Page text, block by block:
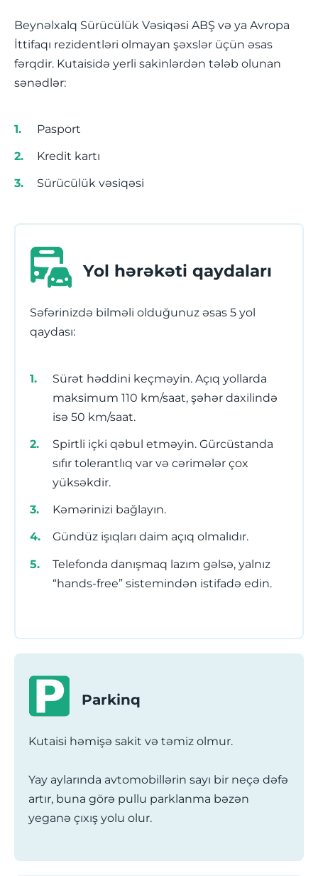
Beynəlxalq Sürücülük Vəsiqəsi ABŞ və ya Avropa
İttifaqı rezidentləri olmayan şəxslər üçün əsas
fərqdir. Kutaisidə yerli sakinlərdən tələb olunan
sənədlər:
Pasport
Kredit kartı
Sürücülük vəsiqəsi
Yol hərəkəti qaydaları
Səfərinizdə bilməli olduğunuz əsas 5 yol
qaydası:
Sürət həddini keçməyin. Açıq yollarda
maksimum 110 km/saat, şəhər daxilində
isə 50 km/saat.
Spirtli içki qəbul etməyin. Gürcüstanda
sıfır tolerantlıq var və cərimələr çox
yüksəkdir.
Kəmərinizi bağlayın.
Gündüz işıqları daim açıq olmalıdır.
Telefonda danışmaq lazım gəlsə, yalnız
“hands-free” sistemindən istifadə edin.
Parkinq
Kutaisi həmişə sakit və təmiz olmur.
Yay aylarında avtomobillərin sayı bir neçə dəfə
artır, buna görə pullu parklanma bəzən
yeganə çıxış yolu olur.